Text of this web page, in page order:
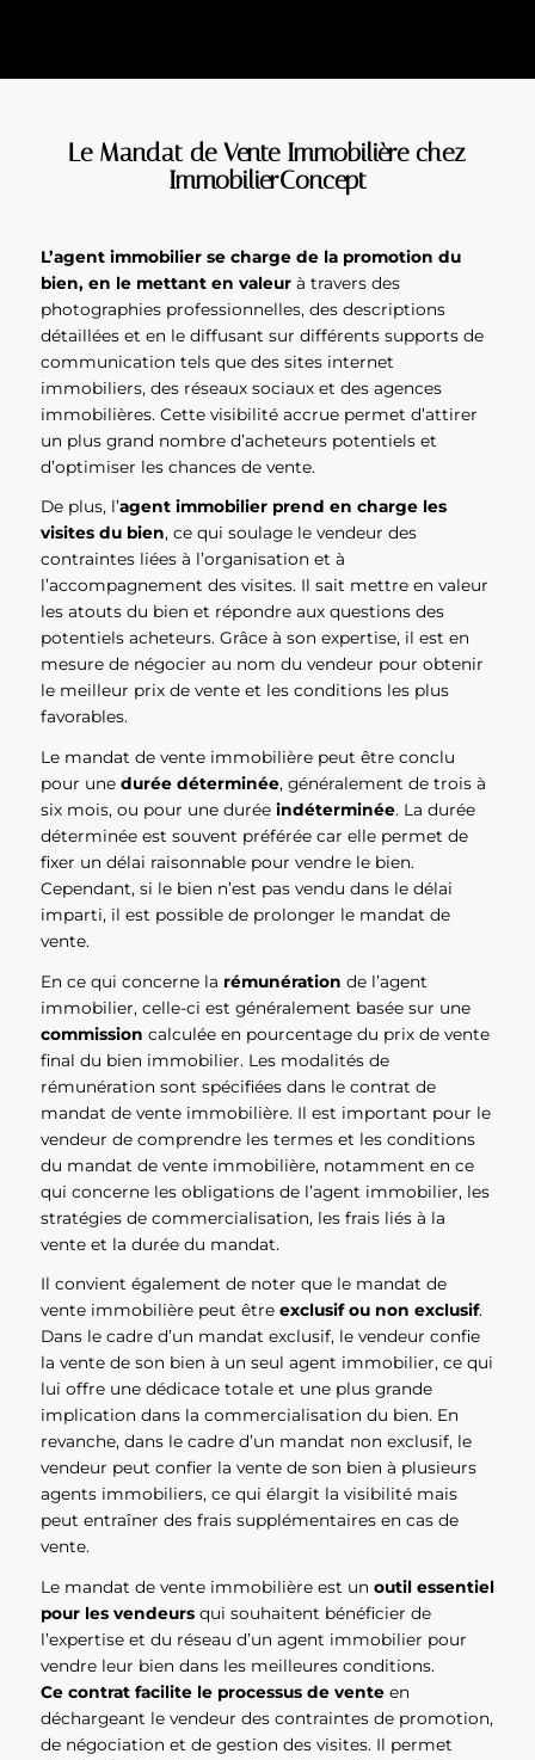
Le Mandat de Vente Immobilière chez
ImmobilierConcept
L’agent immobilier se charge de la promotion du
bien, en le mettant en valeurà travers des
photographies professionnelles, des descriptions
détaillées et en le diffusant sur différents supports de
communication tels que des sites internet
immobiliers, des réseaux sociaux et des agences
immobilières. Cette visibilité accrue permet d’attirer
un plus grand nombre d’acheteurs potentiels et
d’optimiser les chances de vente.
De plus, l’agent immobilier prend en charge les
visites du bien, ce qui soulage le vendeur des
contraintes liées à l’organisation et à
l’accompagnement des visites. Il sait mettre en valeur
les atouts du bien et répondre aux questions des
potentiels acheteurs. Grâce à son expertise, il est en
mesure de négocier au nom du vendeur pour obtenir
le meilleur prix de vente et les conditions les plus
favorables.
Le mandat de vente immobilière peut être conclu
pour une durée déterminée, généralement de trois à
six mois, ou pour une durée indéterminée. La durée
déterminée est souvent préférée car elle permet de
fixer un délai raisonnable pour vendre le bien.
Cependant, si le bien n’est pas vendu dans le délai
imparti, il est possible de prolonger le mandat de
vente.
En ce qui concerne la rémunération de l’agent
immobilier, celle-ci est généralement basée sur une
commission calculée en pourcentage du prix de vente
final du bien immobilier. Les modalités de
rémunération sont spécifiées dans le contrat de
mandat de vente immobilière. Il est important pour le
vendeur de comprendre les termes et les conditions
du mandat de vente immobilière, notamment en ce
qui concerne les obligations de l’agent immobilier, les
stratégies de commercialisation, les frais liés à la
vente et la durée du mandat.
Il convient également de noter que le mandat de
vente immobilière peut être exclusif ou non exclusif.
Dans le cadre d’un mandat exclusif, le vendeur confie
la vente de son bien à un seul agent immobilier, ce qui
lui offre une dédicace totale et une plus grande
implication dans la commercialisation du bien. En
revanche, dans le cadre d’un mandat non exclusif, le
vendeur peut confier la vente de son bien à plusieurs
agents immobiliers, ce qui élargit la visibilité mais
peut entraîner des frais supplémentaires en cas de
vente.
Le mandat de vente immobilière est un outil essentiel
pour les vendeursqui souhaitent bénéficier de
l’expertise et du réseau d’un agent immobilier pour
vendre leur bien dans les meilleures conditions.
Ce contrat facilite le processus de venteen
déchargeant le vendeur des contraintes de promotion,
de négociation et de gestion des visites. Il permet